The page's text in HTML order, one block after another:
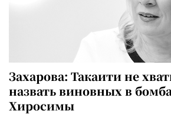
Захарова: Такаити не
назвать виновных в
Хиросимы